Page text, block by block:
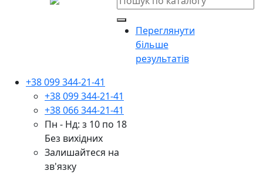
Переглянути
більше
результатів
+38 099 344-21-41
+38 099 344-21-41
+38 066 344-21-41
Пн - Нд: з 10 по 18
Без вихідних
Залишайтеся на
зв'язку